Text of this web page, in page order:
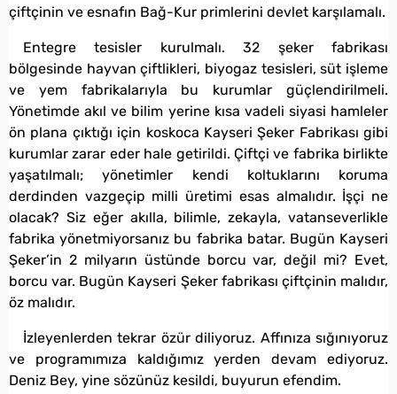
çiftçinin ve esnafın Bağ-Kur primlerini devlet karşılamalı.
Entegre tesisler kurulmalı. 32 şeker fabrikası
bölgesinde hayvan çiftlikleri, biyogaz tesisleri, süt işleme
ve yem fabrikalarıyla bu kurumlar güçlendirilmeli.
Yönetimde akıl ve bilim yerine kısa vadeli siyasi hamleler
ön plana çıktığı için koskoca Kayseri Şeker Fabrikası gibi
kurumlar zarar eder hale getirildi. Çiftçi ve fabrika birlikte
yaşatılmalı; yönetimler kendi koltuklarını koruma
derdinden vazgeçip milli üretimi esas almalıdır. İşçi ne
olacak? Siz eğer akılla, bilimle, zekayla, vatanseverlikle
fabrika yönetmiyorsanız bu fabrika batar. Bugün Kayseri
Şeker’in 2 milyarın üstünde borcu var, değil mi? Evet,
borcu var. Bugün Kayseri Şeker fabrikası çiftçinin malıdır,
öz malıdır.
İzleyenlerden tekrar özür diliyoruz. Affınıza sığınıyoruz
ve programımıza kaldığımız yerden devam ediyoruz.
Deniz Bey, yine sözünüz kesildi, buyurun efendim.